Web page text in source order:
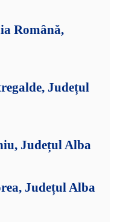
Română,
Județul
Județul Alba
Județul Alba